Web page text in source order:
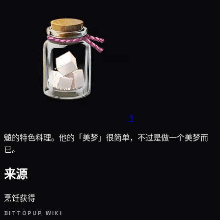
1
魈的特色料理。他的「美梦」很简单，不过是做一个美梦而
已。
来源
烹饪获得
BITTOPUP WIKI